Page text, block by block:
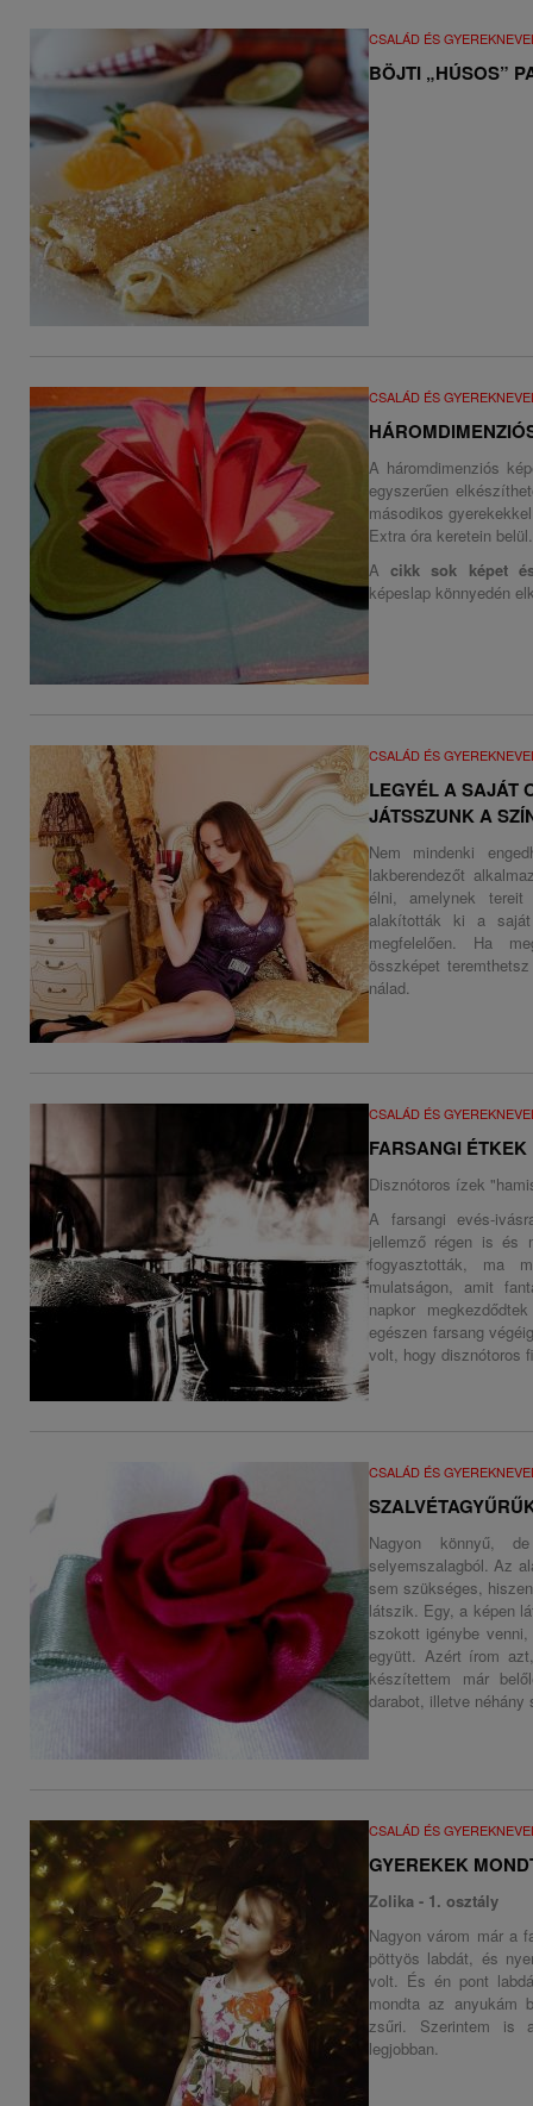
CSALÁD ÉS
BÖJTI „HÚSOS”
CSALÁD ÉS
A háromdimenziós
egyszerűen
másodikos
Extra óra keretein
A cikk sok képet
képeslap könnyedén
CSALÁD ÉS
LEGYÉL A SAJÁT
JÁTSSZUNK A
Nem mindenki
lakberendezőt
élni, amelynek
alakították ki a saját
megfelelően. Ha
összképet
nálad.
CSALÁD ÉS
FARSANGI ÉTKEK
Disznótoros ízek
A farsangi evés-
jellemző régen is és
fogyasztották, ma
mulatságon, amit
napkor
egészen farsang
volt, hogy disznótoros
CSALÁD ÉS
Nagyon könnyű,
selyemszalagból. Az
sem szükséges,
látszik. Egy, a képen
szokott igénybe
együtt. Azért írom
készítettem már
darabot, illetve
CSALÁD ÉS
GYEREKEK
Zolika - 1. osztály
Nagyon várom már a
pöttyös labdát, és
volt. És én pont
mondta az anyukám
zsűri. Szerintem is
legjobban.